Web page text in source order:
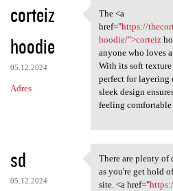
corteiz
hoodie
05.12.2024
Adres
The <a
The <a
href="https://
hoodie/">corteiz
anyone who loves
With its soft
perfect for layering
sleek design
feeling comfortable
sd
05.12.2024
There are
There are plenty of
as you're get hold
site. <a href="